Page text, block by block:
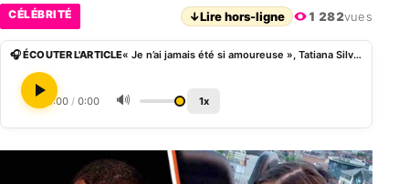
CÉLÉBRITÉ ↓Lire hors-ligne 1 282vues
🎧 ÉCOUTER L'ARTICLE « Je n’ai jamais été si amoureuse », Tatiana Silva sur son couple avec Stromae
0:00 / 0:00 🔊 1x